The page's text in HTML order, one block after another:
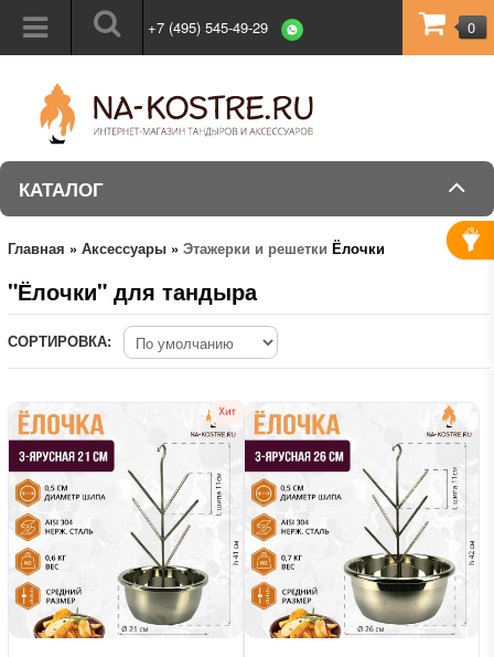
+7 (495) 545-49-29 0
КАТАЛОГ
Главная » Аксессуары » Этажерки и решетки Ёлочки
"Ёлочки" для тандыра
СОРТИРОВКА: